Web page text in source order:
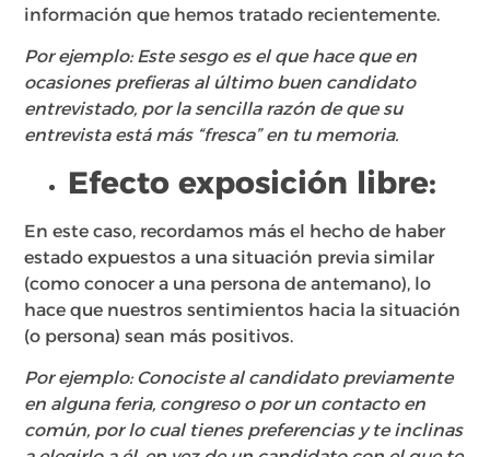
información que hemos tratado recientemente.​
Por ejemplo: Este sesgo es el que hace que en
ocasiones prefieras al último buen candidato
entrevistado, por la sencilla razón de que su
entrevista está más “fresca” en tu memoria.
Efecto exposición libre:
En este caso, recordamos más el hecho de haber
estado expuestos a una situación previa similar
(como conocer a una persona de antemano), lo
hace que nuestros sentimientos hacia la situación
(o persona) sean más positivos. ​
Por ejemplo: Conociste al candidato previamente
en alguna feria, congreso o por un contacto en
común, por lo cual tienes preferencias y te inclinas